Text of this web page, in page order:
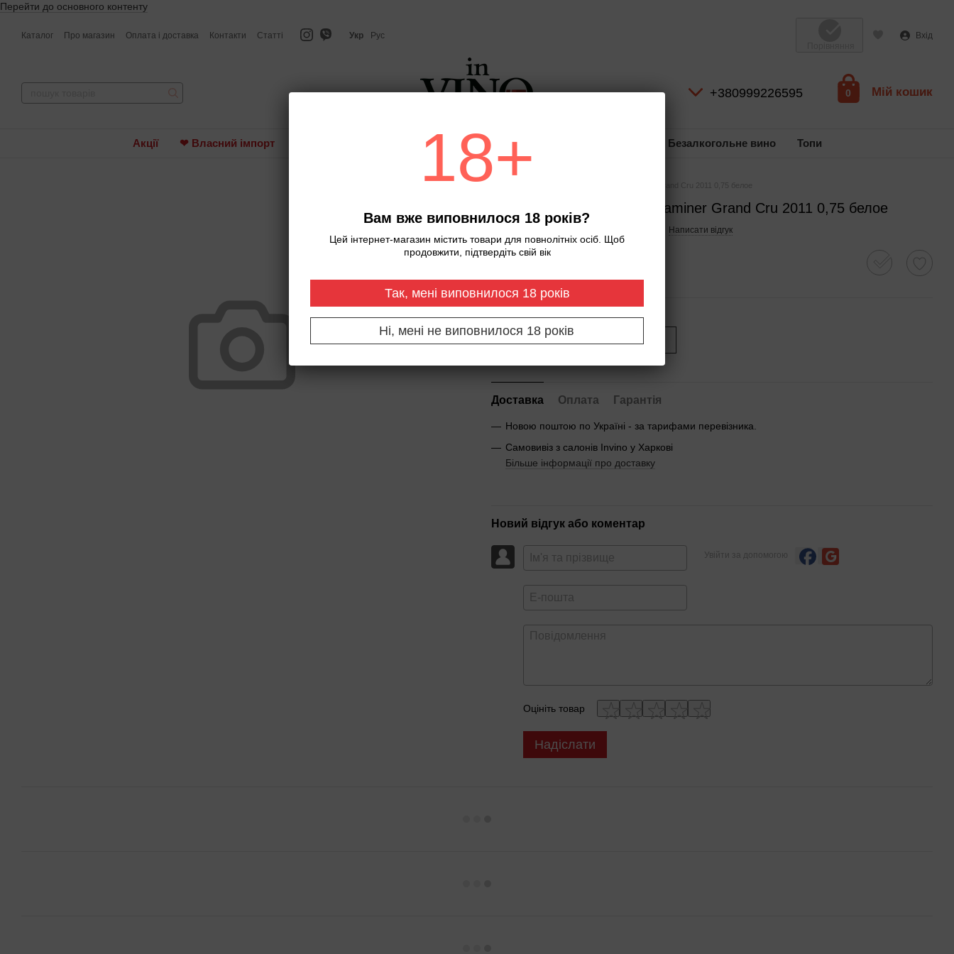
Перейти до основного контенту
Каталог Про магазин Оплата і доставка Контакти Статті Укр
Рус
Вхід
+380999226595 0 Мій кошик
Акції ❤ Власний імпорт Ігристе вино та шампанське Віскі Безалкогольне вино Топи
Вино.Wolfberger. Gewurztraminer Grand Cru 2011 0,75 белое
Вино.Wolfberger. Gewurztraminer Grand Cru 2011 0,75 белое
Написати відгук
545 грн
Повідомити, коли з'явиться
Доставка Оплата Гарантія
Новою поштою по Україні - за тарифами перевізника.
Самовивіз з салонів Invino у Харкові
Більше інформації про доставку
Новий відгук або коментар
Увійти за допомогою
Оцініть товар
Надіслати
18+
Вам вже виповнилося 18 років?
Цей інтернет-магазин містить товари для повнолітніх осіб. Щоб
продовжити, підтвердіть свій вік
Так, мені виповнилося 18 років
Ні, мені не виповнилося 18 років